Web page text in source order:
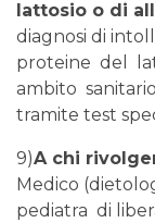
lattosio o di
diagnosi di
proteine del
ambito
tramite test
9)A chi
Medico
pediatra di